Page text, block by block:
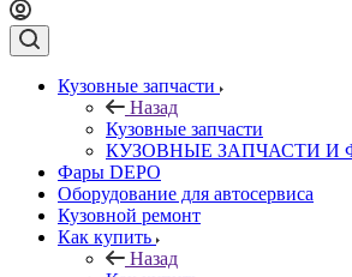
Кузовные запчасти
Назад
Кузовные запчасти
КУЗОВНЫЕ ЗАПЧАСТИ И
Фары DEPO
Оборудование для автосервиса
Кузовной ремонт
Как купить
Назад